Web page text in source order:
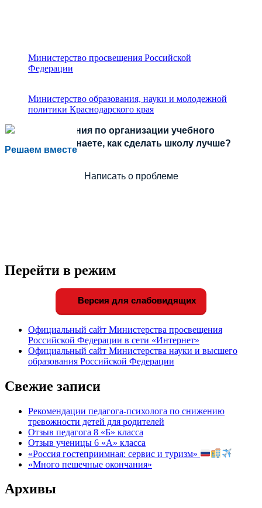
Министерство просвещения Российской
Федерации
Министерство образования, науки и молодежной
политики Краснодарского края
Решаем вместе
Есть предложения по организации учебного
процесса или знаете, как сделать школу лучше?
Написать о проблеме
Перейти в режим
Версия для слабовидящих
Официальный сайт Министерства просвещения
Российской Федерации в сети «Интернет»
Официальный сайт Министерства науки и высшего
образования Российской Федерации
Свежие записи
Рекомендации педагога-психолога по снижению
тревожности детей для родителей
Отзыв педагога 8 «Б» класса
Отзыв ученицы 6 «А» класса
«Россия гостеприимная: сервис и туризм»
«Много пешечные окончания»
Архивы